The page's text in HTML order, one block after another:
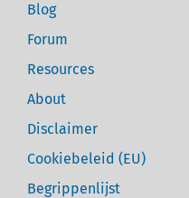
Blog
Forum
Resources
About
Disclaimer
Cookiebeleid (EU)
Begrippenlijst